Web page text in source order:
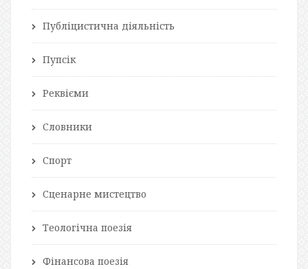
Публіцистична діяльність
Пупсік
Реквієми
Словники
Спорт
Сценарне мистецтво
Теологічна поезія
Фінансова поезія